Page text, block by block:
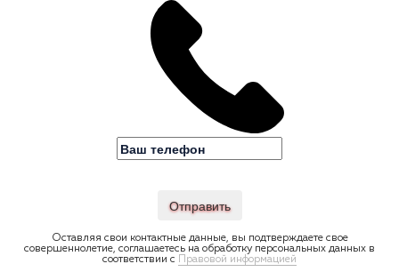
Отправить
Оставляя свои контактные данные, вы подтверждаете свое
совершеннолетие, соглашаетесь на обработку персональных данных в
соответствии с
Правовой информацией